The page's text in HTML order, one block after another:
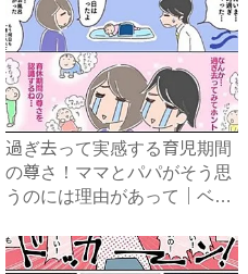
過ぎ去って実感する育児期間
の尊さ！ママとパパがそう思
うのには理由があって｜ベビ